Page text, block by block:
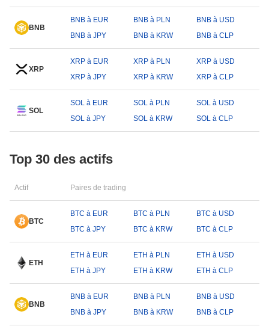
BNB
BNB à EUR BNB à PLN
BNB à USD
BNB à JPY
BNB à KRW BNB à CLP
XRP
XRP à EUR XRP à PLN
XRP à USD
XRP à JPY
XRP à KRW XRP à CLP
SOL
SOL à EUR SOL à PLN
SOL à USD
SOL à JPY
SOL à KRW SOL à CLP
Top 30 des actifs
Actif Paires de trading
BTC
BTC à EUR BTC à PLN
BTC à USD
BTC à JPY
BTC à KRW BTC à CLP
ETH
ETH à EUR ETH à PLN
ETH à USD
ETH à JPY
ETH à KRW ETH à CLP
BNB
BNB à EUR BNB à PLN
BNB à USD
BNB à JPY
BNB à KRW BNB à CLP